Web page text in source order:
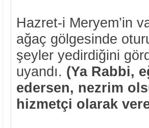
Hazret-i Meryem’in
ağaç gölgesinde
şeyler yedirdiğini
uyandı. (Ya Rabbi,
edersen, nezrim
hizmetçi olarak